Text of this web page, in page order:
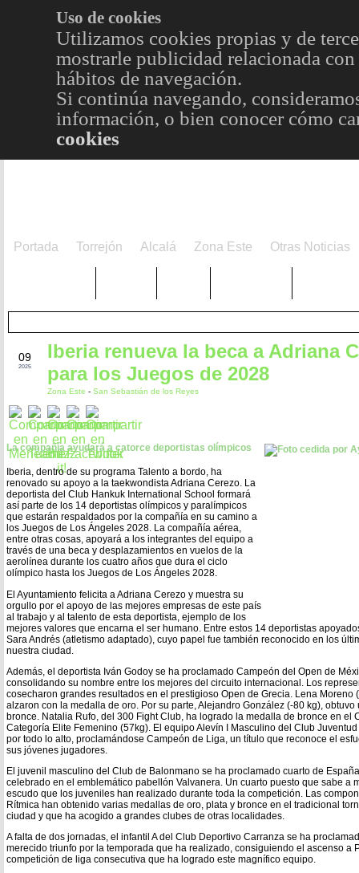
Uso de cookies
Utilizamos cookies propias y de
mostrarle publicidad relacionada
hábitos de navegación.
Si continúa navegando,
información, o bien conocer cómo
cookies
Portada Torrejón Alcalá Zona Este Otras Noticias
09
2025
Iberia renueva la beca a Adriana
para los Juegos de 2028
Zona Este - San Sebastián de los Reyes
La compañía ayudará a catorce deportistas olímpicos
Iberia, dentro de su programa Talento a bordo, ha
renovado su apoyo a la taekwondista Adriana Cerezo. La
deportista del Club Hankuk International School formará
así parte de los 14 deportistas olímpicos y paralímpicos
que estarán respaldados por la compañía en su camino a
los Juegos de Los Ángeles 2028. La compañía aérea,
entre otras cosas, apoyará a los integrantes del equipo a
través de una beca y desplazamientos en vuelos de la
aerolínea durante los cuatro años que dura el ciclo
olímpico hasta los Juegos de Los Ángeles 2028.
El Ayuntamiento felicita a Adriana Cerezo y muestra su
orgullo por el apoyo de las mejores empresas de este país
al trabajo y al talento de esta deportista, ejemplo de los
mejores valores que encarna el ser humano. Entre estos 14 deportistas
Sara Andrés (atletismo adaptado), cuyo papel fue también reconocido en los
nuestra ciudad.
Además, el deportista Iván Godoy se ha proclamado Campeón del Open de
consolidando su nombre entre los mejores del circuito internacional. Los
cosecharon grandes resultados en el prestigioso Open de Grecia. Lena Moreno
alzaron con la medalla de oro. Por su parte, Alejandro González (-80 kg),
bronce. Natalia Rufo, del 300 Fight Club, ha logrado la medalla de bronce en el
Categoría Elite Femenino (57kg). El equipo Alevín I Masculino del Club
por todo lo alto, proclamándose Campeón de Liga, un título que reconoce el
sus jóvenes jugadores.
El juvenil masculino del Club de Balonmano se ha proclamado cuarto de
celebrado en el emblemático pabellón Valvanera. Un cuarto puesto que sabe a
escudo que los juveniles han realizado durante toda la competición. Las
Rítmica han obtenido varias medallas de oro, plata y bronce en el tradicional
ciudad y que ha acogido a grandes clubes de otras localidades.
A falta de dos jornadas, el infantil A del Club Deportivo Carranza se ha
merecido triunfo por la temporada que ha realizado, consiguiendo el ascenso a
competición de liga consecutiva que ha logrado este magnífico equipo.